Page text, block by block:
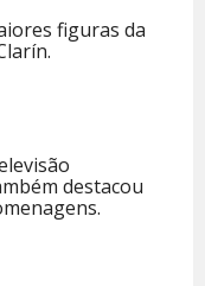
figuras da
destacou